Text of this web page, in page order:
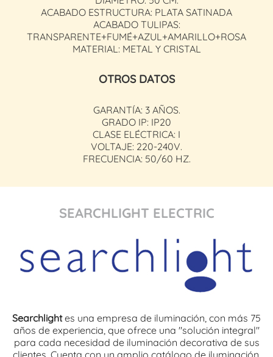
ACABADO ESTRUCTURA: PLATA SATINADA
ACABADO TULIPAS:
TRANSPARENTE+FUMÉ+AZUL+AMARILLO+ROSA
MATERIAL: METAL Y CRISTAL
OTROS DATOS
GARANTÍA: 3 AÑOS.
GRADO IP: IP20
CLASE ELÉCTRICA: I
VOLTAJE: 220-240V.
FRECUENCIA: 50/60 HZ.
SEARCHLIGHT ELECTRIC
Searchlightes una empresa de iluminación, con más 75
años de experiencia, que ofrece una "solución integral"
para cada necesidad de iluminación decorativa de sus
clientes. Cuenta con un amplio catálogo de iluminación,